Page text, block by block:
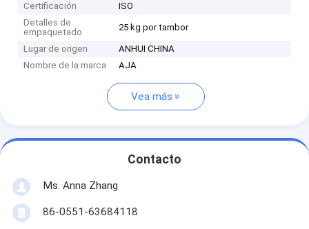
Certificación
ISO
Detalles de
empaquetado
25 kg por tambor
Lugar de origen
ANHUI CHINA
Nombre de la marca
AJA
Vea más
Contacto
Ms. Anna Zhang
86-0551-63684118